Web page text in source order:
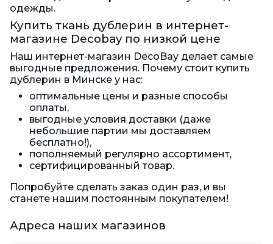
одежды.
Купить ткань дублерин в интернет-
магазине Decobay по низкой цене
Наш интернет-магазин DecoBay делает самые
выгодные предложения. Почему стоит купить
дублерин в Минске у нас:
оптимальные цены и разные способы
оплаты,
выгодные условия доставки (даже
небольшие партии мы доставляем
бесплатно!),
пополняемый регулярно ассортимент,
сертифицированный товар.
Попробуйте сделать заказ один раз, и вы
станете нашим постоянным покупателем!
Адреса наших магазинов